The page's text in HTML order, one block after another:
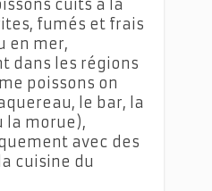
cuits à la
fumés et frais
en mer,
dans les régions
poissons on
le bar, la
la morue),
avec des
cuisine du